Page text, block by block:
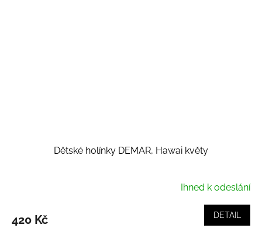
Dětské holínky DEMAR, Hawai květy
Ihned k odeslání
420 Kč DETAIL